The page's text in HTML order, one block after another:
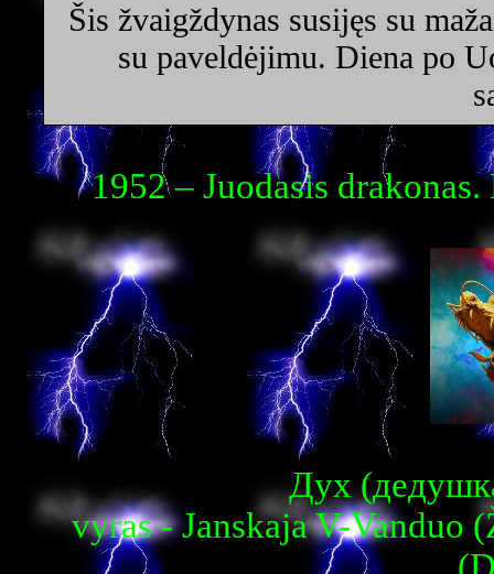
Šis žvaigždynas susijęs su
su paveldėjimu. Diena po
1952 – Juodasis
Дух
vyras - Janskaja V-Vanduo